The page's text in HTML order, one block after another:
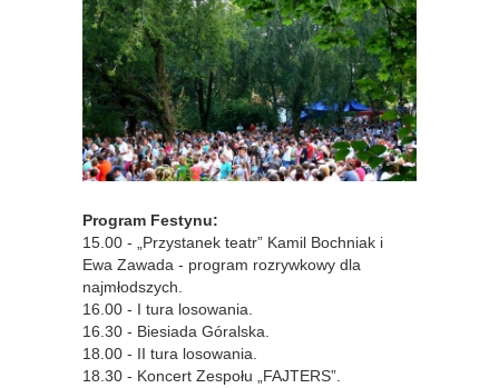
Program Festynu:
15.00 - „Przystanek teatr” Kamil Bochniak i
Ewa Zawada - program rozrywkowy dla
najmłodszych.
16.00 - I tura losowania.
16.30 - Biesiada Góralska.
18.00 - II tura losowania.
18.30 - Koncert Zespołu „FAJTERS”.